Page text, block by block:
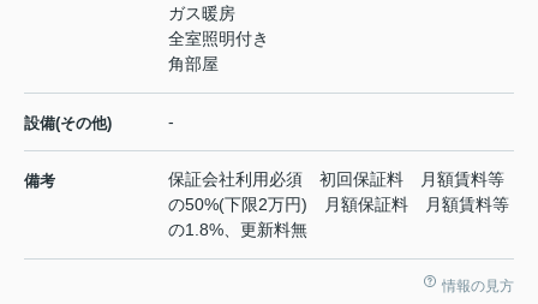
ガス暖房
全室照明付き
角部屋
設備(その他) -
備考
保証会社利用必須 初回保証料 月額賃料等
の50%(下限2万円) 月額保証料 月額賃料等
の1.8%、更新料無
情報の見方